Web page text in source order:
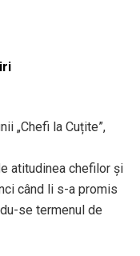
„Chefi la Cuțite”,
atitudinea chefilor și
când li s-a promis
se termenul de